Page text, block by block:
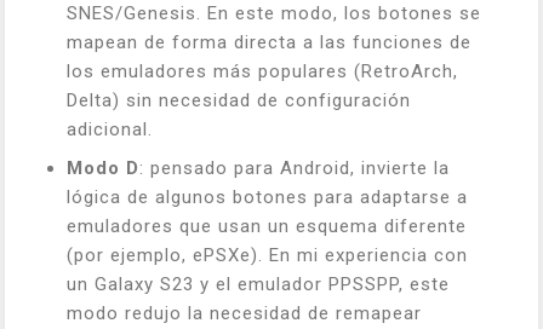
SNES/Genesis. En este modo, los botones se
mapean de forma directa a las funciones de
los emuladores más populares (RetroArch,
Delta) sin necesidad de configuración
adicional.
Modo D: pensado para Android, invierte la
lógica de algunos botones para adaptarse a
emuladores que usan un esquema diferente
(por ejemplo, ePSXe). En mi experiencia con
un Galaxy S23 y el emulador PPSSPP, este
modo redujo la necesidad de remapear